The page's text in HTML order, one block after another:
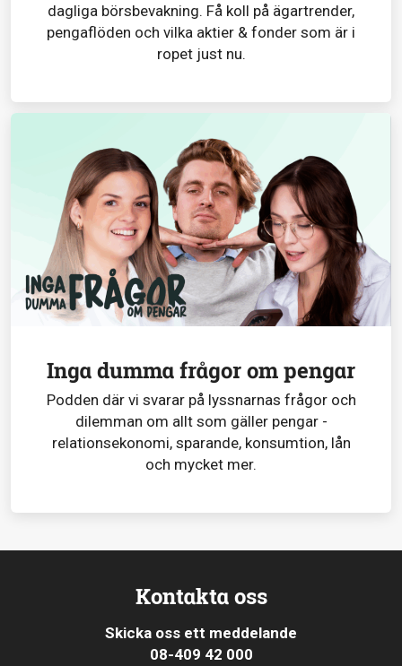
dagliga börsbevakning. Få koll på ägartrender,
pengaflöden och vilka aktier & fonder som är i
ropet just nu.
Inga dumma frågor om pengar
Podden där vi svarar på lyssnarnas frågor och
dilemman om allt som gäller pengar -
relationsekonomi, sparande, konsumtion, lån
och mycket mer.
Kontakta oss
Skicka oss ett meddelande
08-409 42 000